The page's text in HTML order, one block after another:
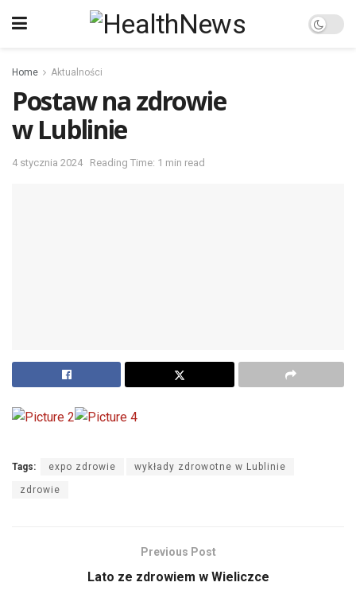
Home Aktualności
Postaw na zdrowie
w Lublinie
4 stycznia 2024 Reading Time: 1 min read
Tags: expo zdrowie wykłady zdrowotne w Lublinie
zdrowie
Previous Post
Lato ze zdrowiem w Wieliczce